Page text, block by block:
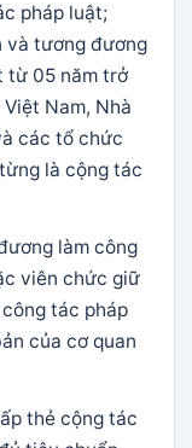
pháp luật;
và tương đương
từ 05 năm trở
Nam, Nhà
các tổ chức
là cộng tác
làm công
viên chức giữ
tác pháp
của cơ quan
thẻ cộng tác